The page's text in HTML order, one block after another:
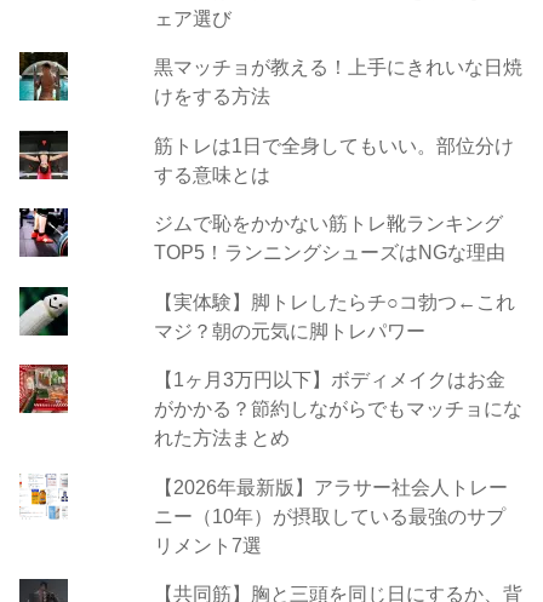
ェア選び
黒マッチョが教える！上手にきれいな日焼
けをする方法
筋トレは1日で全身してもいい。部位分け
する意味とは
ジムで恥をかかない筋トレ靴ランキング
TOP5！ランニングシューズはNGな理由
【実体験】脚トレしたらチ○コ勃つ←これ
マジ？朝の元気に脚トレパワー
【1ヶ月3万円以下】ボディメイクはお金
がかかる？節約しながらでもマッチョにな
れた方法まとめ
【2026年最新版】アラサー社会人トレー
ニー（10年）が摂取している最強のサプ
リメント7選
【共同筋】胸と三頭を同じ日にするか、背